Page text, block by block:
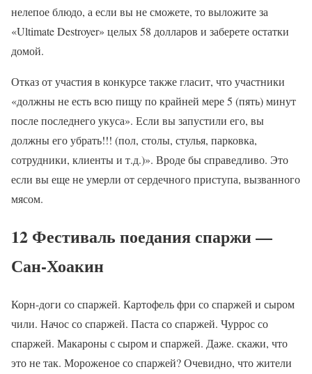
нелепое блюдо, а если вы не сможете, то выложите за
«Ultimate Destroyer» целых 58 долларов и заберете остатки
домой.
Отказ от участия в конкурсе также гласит, что участники
«должны не есть всю пищу по крайней мере 5 (пять) минут
после последнего укуса». Если вы запустили его, вы
должны его убрать!!! (пол, столы, стулья, парковка,
сотрудники, клиенты и т.д.)». Вроде бы справедливо. Это
если вы еще не умерли от сердечного приступа, вызванного
мясом.
12 Фестиваль поедания спаржи —
Сан-Хоакин
Корн-доги со спаржей. Картофель фри со спаржей и сыром
чили. Начос со спаржей. Паста со спаржей. Чуррос со
спаржей. Макароны с сыром и спаржей. Даже. скажи, что
это не так. Мороженое со спаржей? Очевидно, что жители